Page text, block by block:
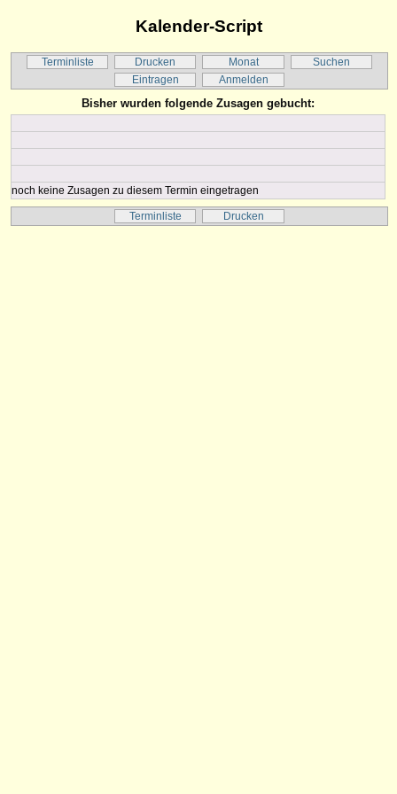
Kalender-Script
Terminliste Drucken Monat
Suchen
Eintragen
Anmelden
Bisher wurden folgende Zusagen gebucht:
noch keine Zusagen zu diesem Termin eingetragen
Terminliste Drucken